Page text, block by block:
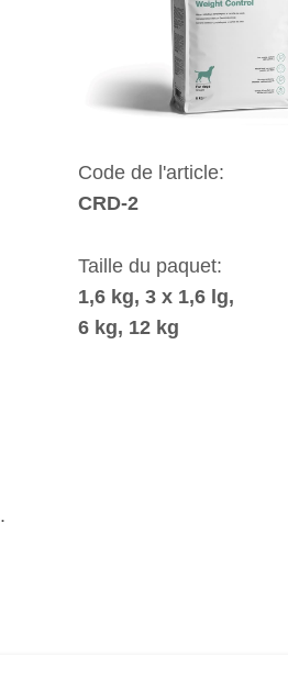
Code de l'article:
CRD-2
Taille du paquet:
1,6 kg, 3 x 1,6 lg,
6 kg, 12 kg